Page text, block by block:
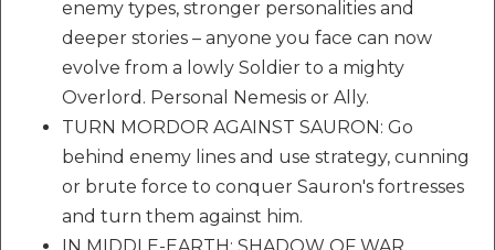
enemy types, stronger personalities and
deeper stories – anyone you face can now
evolve from a lowly Soldier to a mighty
Overlord. Personal Nemesis or Ally.
TURN MORDOR AGAINST SAURON: Go
behind enemy lines and use strategy, cunning
or brute force to conquer Sauron's fortresses
and turn them against him.